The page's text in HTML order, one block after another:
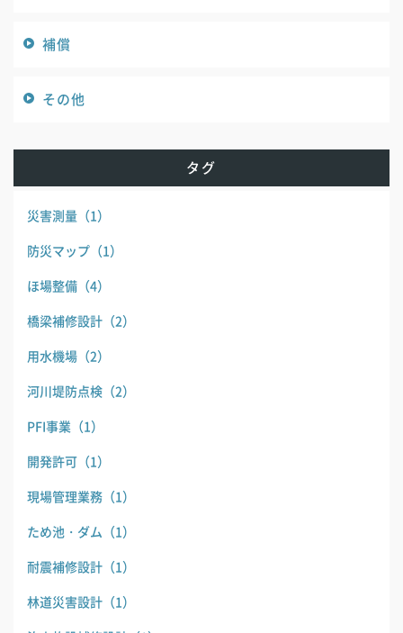
補償
その他
タグ
災害測量 （1）
防災マップ （1）
ほ場整備 （4）
橋梁補修設計 （2）
用水機場 （2）
河川堤防点検 （2）
PFI事業 （1）
開発許可 （1）
現場管理業務 （1）
ため池・ダム （1）
耐震補修設計 （1）
林道災害設計 （1）